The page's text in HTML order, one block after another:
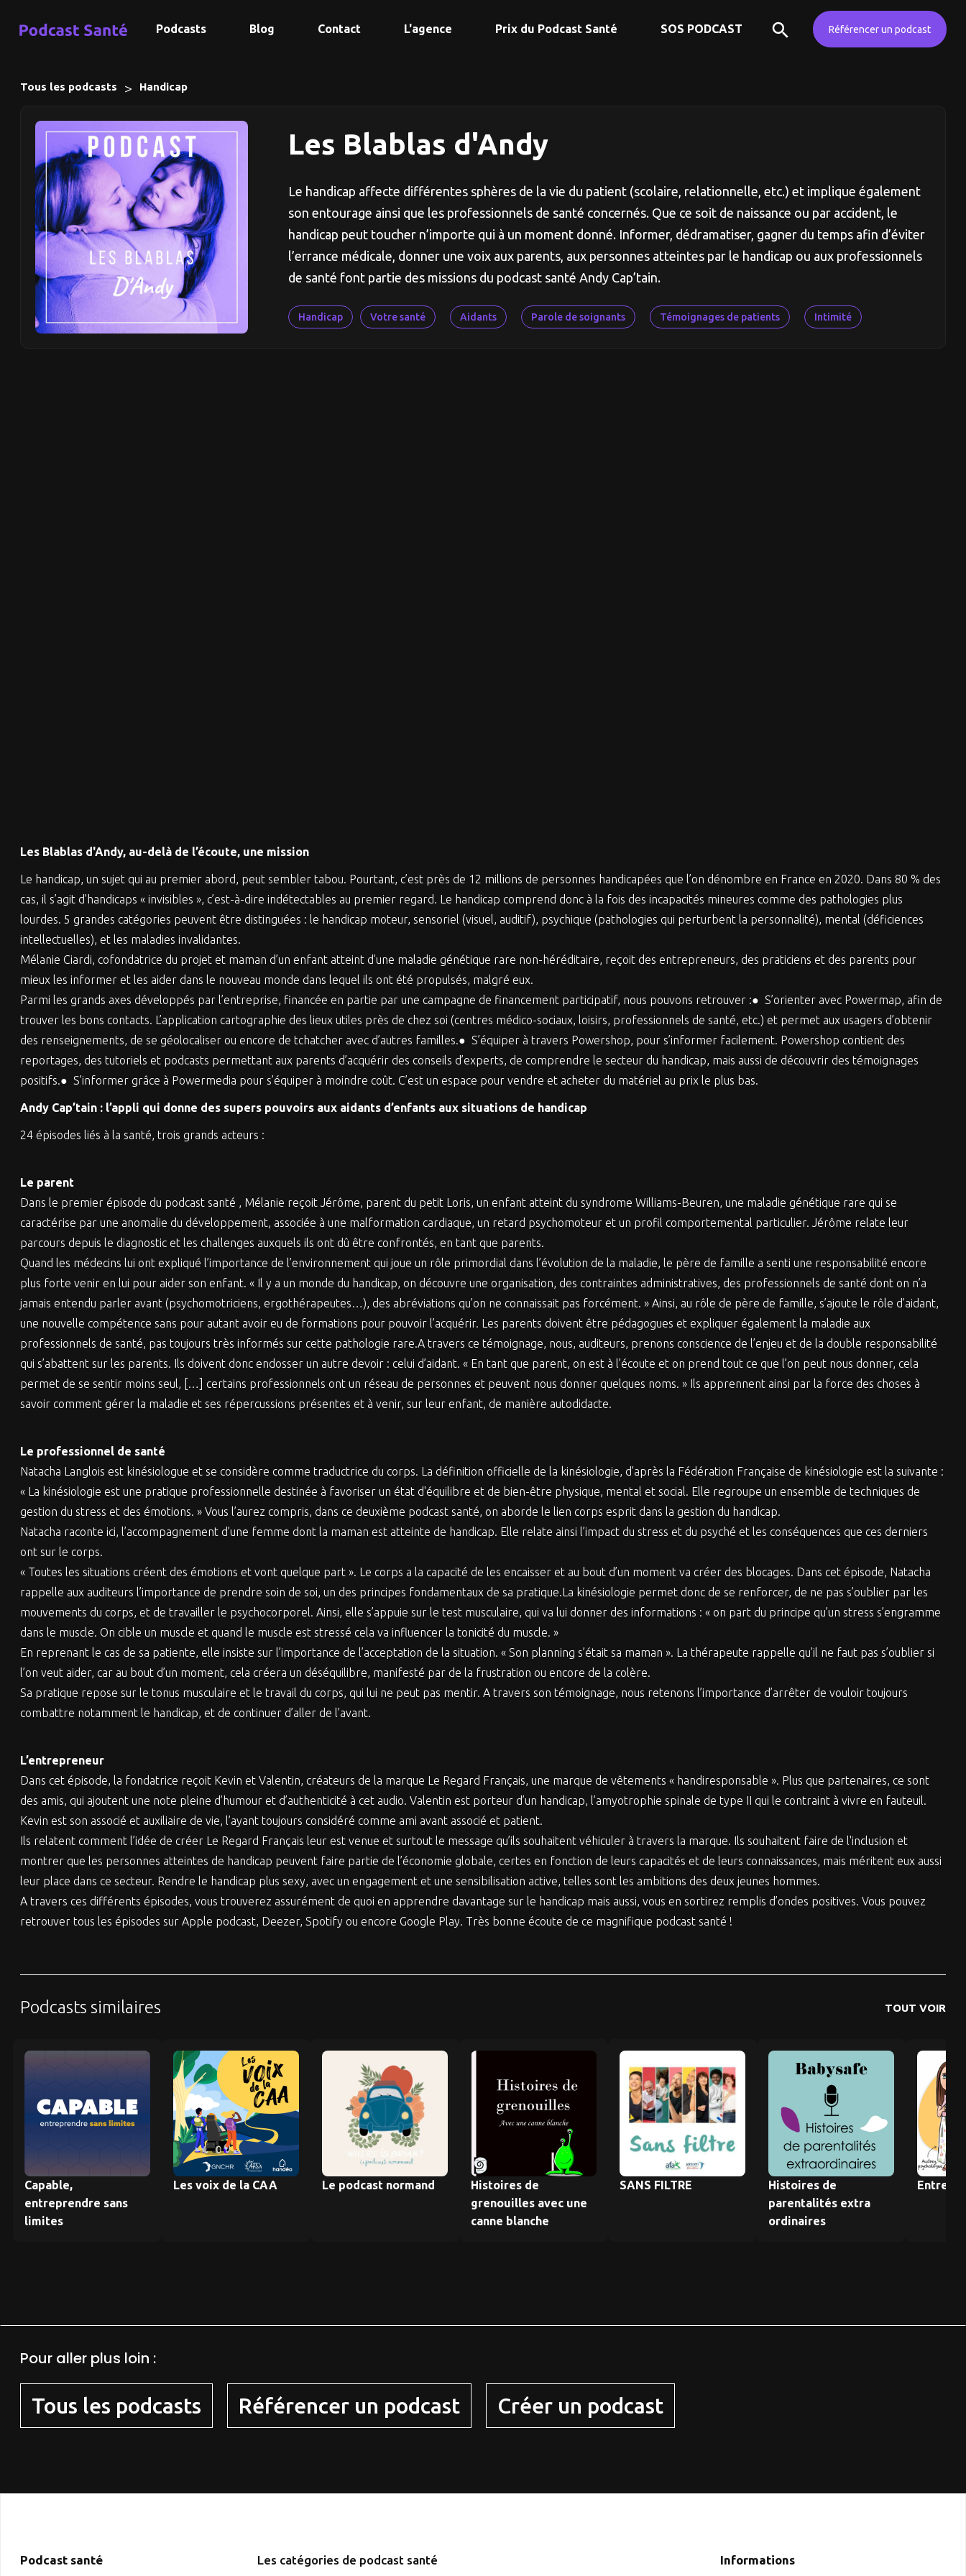
Référencer un podcast
Podcasts Blog Contact L'agence Prix du Podcast Santé SOS PODCAST
Tous les podcasts > Handicap
Les Blablas d'Andy
Le handicap affecte différentes sphères de la vie du patient (scolaire, relationnelle, etc.) et implique également
son entourage ainsi que les professionnels de santé concernés. Que ce soit de naissance ou par accident, le
handicap peut toucher n’importe qui à un moment donné. Informer, dédramatiser, gagner du temps afin d’éviter
l’errance médicale, donner une voix aux parents, aux personnes atteintes par le handicap ou aux professionnels
de santé font partie des missions du podcast santé Andy Cap’tain.
Handicap Votre santé Aidants Parole de soignants Témoignages de patients Intimité
Les Blablas d'Andy, au-delà de l’écoute, une mission
Le handicap, un sujet qui au premier abord, peut sembler tabou. Pourtant, c’est près de 12 millions de personnes handicapées que l’on dénombre en France en 2020. Dans 80 % des
cas, il s’agit d’handicaps « invisibles », c’est-à-dire indétectables au premier regard. Le handicap comprend donc à la fois des incapacités mineures comme des pathologies plus
lourdes. 5 grandes catégories peuvent être distinguées : le handicap moteur, sensoriel (visuel, auditif), psychique (pathologies qui perturbent la personnalité), mental (déficiences
intellectuelles), et les maladies invalidantes.
Mélanie Ciardi, cofondatrice du projet et maman d’un enfant atteint d’une maladie génétique rare non-héréditaire, reçoit des entrepreneurs, des praticiens et des parents pour
mieux les informer et les aider dans le nouveau monde dans lequel ils ont été propulsés, malgré eux.
Parmi les grands axes développés par l’entreprise, financée en partie par une campagne de financement participatif, nous pouvons retrouver :● S’orienter avec Powermap, afin de
trouver les bons contacts. L’application cartographie des lieux utiles près de chez soi (centres médico-sociaux, loisirs, professionnels de santé, etc.) et permet aux usagers d’obtenir
des renseignements, de se géolocaliser ou encore de tchatcher avec d’autres familles.● S’équiper à travers Powershop, pour s’informer facilement. Powershop contient des
reportages, des tutoriels et podcasts permettant aux parents d’acquérir des conseils d’experts, de comprendre le secteur du handicap, mais aussi de découvrir des témoignages
positifs.● S’informer grâce à Powermedia pour s’équiper à moindre coût. C’est un espace pour vendre et acheter du matériel au prix le plus bas.
Andy Cap’tain : l’appli qui donne des supers pouvoirs aux aidants d’enfants aux situations de handicap
24 épisodes liés à la santé, trois grands acteurs :
Le parent
Dans le premier épisode du podcast santé , Mélanie reçoit Jérôme, parent du petit Loris, un enfant atteint du syndrome Williams-Beuren, une maladie génétique rare qui se
caractérise par une anomalie du développement, associée à une malformation cardiaque, un retard psychomoteur et un profil comportemental particulier. Jérôme relate leur
parcours depuis le diagnostic et les challenges auxquels ils ont dû être confrontés, en tant que parents.
Quand les médecins lui ont expliqué l’importance de l’environnement qui joue un rôle primordial dans l’évolution de la maladie, le père de famille a senti une responsabilité encore
plus forte venir en lui pour aider son enfant. « Il y a un monde du handicap, on découvre une organisation, des contraintes administratives, des professionnels de santé dont on n’a
jamais entendu parler avant (psychomotriciens, ergothérapeutes…), des abréviations qu’on ne connaissait pas forcément. » Ainsi, au rôle de père de famille, s’ajoute le rôle d’aidant,
une nouvelle compétence sans pour autant avoir eu de formations pour pouvoir l’acquérir. Les parents doivent être pédagogues et expliquer également la maladie aux
professionnels de santé, pas toujours très informés sur cette pathologie rare.A travers ce témoignage, nous, auditeurs, prenons conscience de l’enjeu et de la double responsabilité
qui s’abattent sur les parents. Ils doivent donc endosser un autre devoir : celui d’aidant. « En tant que parent, on est à l’écoute et on prend tout ce que l’on peut nous donner, cela
permet de se sentir moins seul, […] certains professionnels ont un réseau de personnes et peuvent nous donner quelques noms. » Ils apprennent ainsi par la force des choses à
savoir comment gérer la maladie et ses répercussions présentes et à venir, sur leur enfant, de manière autodidacte.
Le professionnel de santé
Natacha Langlois est kinésiologue et se considère comme traductrice du corps. La définition officielle de la kinésiologie, d’après la Fédération Française de kinésiologie est la suivante :
« La kinésiologie est une pratique professionnelle destinée à favoriser un état d'équilibre et de bien-être physique, mental et social. Elle regroupe un ensemble de techniques de
gestion du stress et des émotions. » Vous l’aurez compris, dans ce deuxième podcast santé, on aborde le lien corps esprit dans la gestion du handicap.
Natacha raconte ici, l’accompagnement d’une femme dont la maman est atteinte de handicap. Elle relate ainsi l’impact du stress et du psyché et les conséquences que ces derniers
ont sur le corps.
« Toutes les situations créent des émotions et vont quelque part ». Le corps a la capacité de les encaisser et au bout d’un moment va créer des blocages. Dans cet épisode, Natacha
rappelle aux auditeurs l’importance de prendre soin de soi, un des principes fondamentaux de sa pratique.La kinésiologie permet donc de se renforcer, de ne pas s’oublier par les
mouvements du corps, et de travailler le psychocorporel. Ainsi, elle s’appuie sur le test musculaire, qui va lui donner des informations : « on part du principe qu’un stress s’engramme
dans le muscle. On cible un muscle et quand le muscle est stressé cela va influencer la tonicité du muscle. »
En reprenant le cas de sa patiente, elle insiste sur l’importance de l’acceptation de la situation. « Son planning s’était sa maman ». La thérapeute rappelle qu’il ne faut pas s’oublier si
l’on veut aider, car au bout d’un moment, cela créera un déséquilibre, manifesté par de la frustration ou encore de la colère.
Sa pratique repose sur le tonus musculaire et le travail du corps, qui lui ne peut pas mentir. A travers son témoignage, nous retenons l’importance d’arrêter de vouloir toujours
combattre notamment le handicap, et de continuer d’aller de l’avant.
L’entrepreneur
Dans cet épisode, la fondatrice reçoit Kevin et Valentin, créateurs de la marque Le Regard Français, une marque de vêtements « handiresponsable ». Plus que partenaires, ce sont
des amis, qui ajoutent une note pleine d’humour et d’authenticité à cet audio. Valentin est porteur d’un handicap, l’amyotrophie spinale de type II qui le contraint à vivre en fauteuil.
Kevin est son associé et auxiliaire de vie, l’ayant toujours considéré comme ami avant associé et patient.
Ils relatent comment l’idée de créer Le Regard Français leur est venue et surtout le message qu’ils souhaitent véhiculer à travers la marque. Ils souhaitent faire de l'inclusion et
montrer que les personnes atteintes de handicap peuvent faire partie de l’économie globale, certes en fonction de leurs capacités et de leurs connaissances, mais méritent eux aussi
leur place dans ce secteur. Rendre le handicap plus sexy, avec un engagement et une sensibilisation active, telles sont les ambitions des deux jeunes hommes.
A travers ces différents épisodes, vous trouverez assurément de quoi en apprendre davantage sur le handicap mais aussi, vous en sortirez remplis d’ondes positives. Vous pouvez
retrouver tous les épisodes sur Apple podcast, Deezer, Spotify ou encore Google Play. Très bonne écoute de ce magnifique podcast santé !
Podcasts similaires TOUT VOIR
Capable,
entreprendre sans
limites
Les voix de la CAA Le podcast normand
Histoires de
grenouilles avec une
canne blanche
SANS FILTRE
Histoires de
parentalités extra
ordinaires
Entre
Pour aller plus loin :
Tous les podcasts Référencer un podcast Créer un podcast
Podcast santé Les catégories de podcast santé Informations